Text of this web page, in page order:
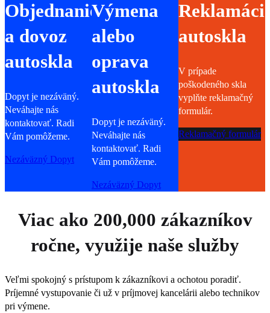
Objednanie
a dovoz
autoskla
Dopyt je nezáväný.
Neváhajte nás
kontaktovať. Radi
Vám pomôžeme.
Nezáväzný Dopyt
Výmena
alebo
oprava
autoskla
Dopyt je nezáväný.
Neváhajte nás
kontaktovať. Radi
Vám pomôžeme.
Nezáväzný Dopyt
autoskla
V prípade
poškodeného skla
vyplňte reklamačný
formulár.
Reklamačný formulár
Viac ako 200,000 zákazníkov
ročne, využije naše služby
Veľmi spokojný s prístupom k zákazníkovi a ochotou poradiť.
Príjemné vystupovanie či už v príjmovej kancelárii alebo technikov
pri výmene.